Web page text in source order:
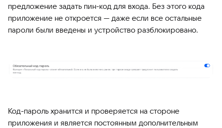
предложение задать пин-код для входа. Без этого кода
приложение не откроется — даже если все остальные
пароли были введены и устройство разблокировано.
Код-пароль хранится и проверяется на стороне
приложения и является постоянным дополнительным